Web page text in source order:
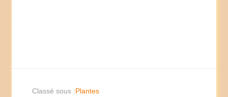
Classé sous :Plantes